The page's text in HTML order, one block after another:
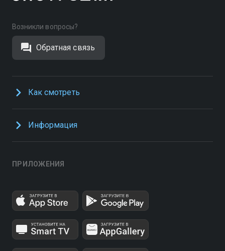
Возникли вопросы?
Обратная связь
Как смотреть
Информация
ПРИЛОЖЕНИЯ